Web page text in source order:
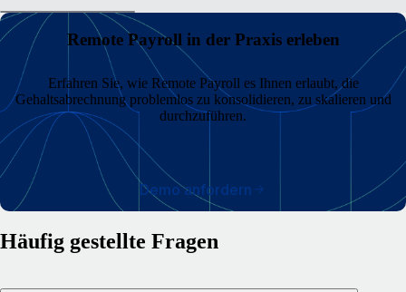
Remote Payroll in der Praxis erleben
Erfahren Sie, wie Remote Payroll es Ihnen erlaubt, die
Gehaltsabrechnung problemlos zu konsolidieren, zu skalieren und
durchzuführen.
Demo anfordern
Häufig gestellte Fragen